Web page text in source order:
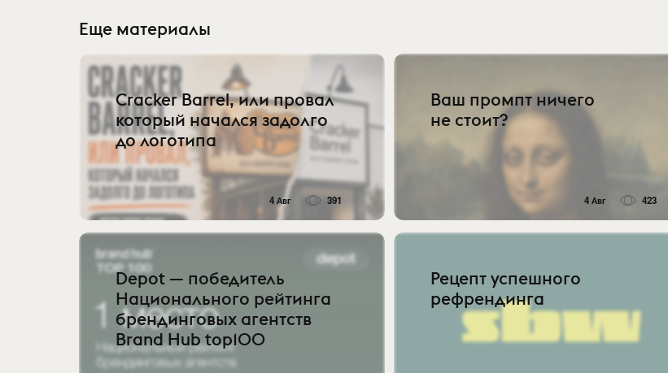
Еще материалы
Cracker Barrel, или провал
который начался задолго
до логотипа
4 Авг 391
Ваш промпт ничего
не стоит?
4 Авг 423
Depot — победитель
Национального рейтинга
брендинговых агентств
Brand Hub top100
Рецепт успешного
рефрендинга